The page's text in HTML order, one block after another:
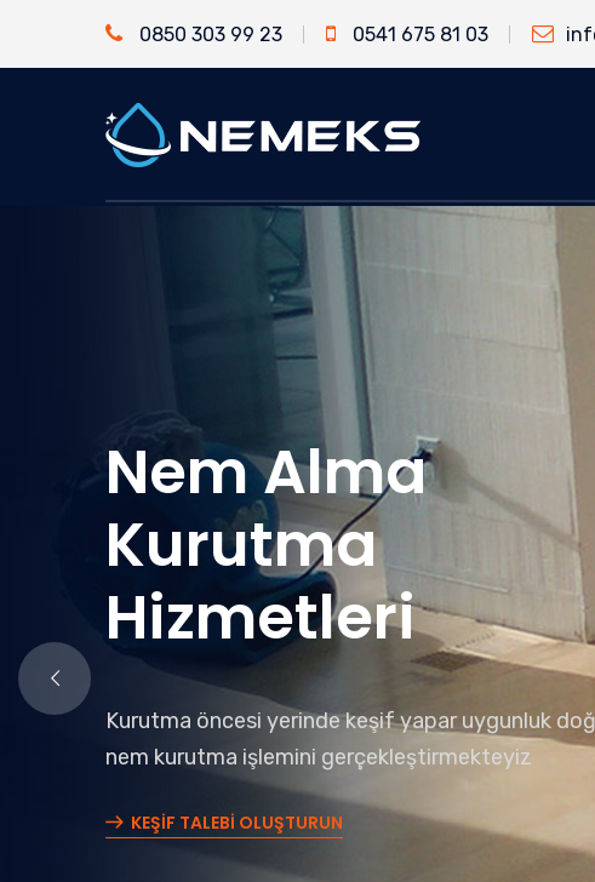
0850 303 99 23 0541 675 81 03
Nem Alma
Kurutma
Hizmetleri
Kurutma öncesi yerinde keşif yapar uygunluk
nem kurutma işlemini gerçekleştirmekteyiz
KEŞİF TALEBİ OLUŞTURUN